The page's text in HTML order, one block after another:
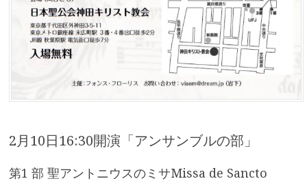
2月10日16:30開演「アンサンブルの部」
第1 部 聖アントニウスのミサMissa de Sancto